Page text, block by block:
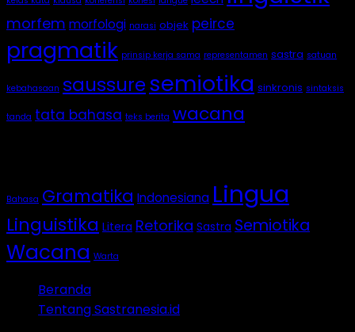
morfem morfologi narasi objek peirce
pragmatik prinsip kerja sama representamen sastra satuan
kebahasaan saussuresemiotika sinkronis sintaksis
tanda tata bahasa teks berita wacana
Bahasa Gramatika Indonesiana Lingua
Linguistika Litera Retorika Sastra Semiotika
Wacana Warta
Beranda
Tentang Sastranesia.id